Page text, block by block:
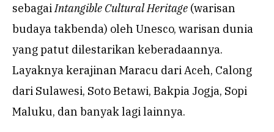
sebagaiIntangible Cultural Heritage (warisan
budaya takbenda) oleh Unesco, warisan dunia
yang patut dilestarikan keberadaannya.
Layaknya kerajinan Maracu dari Aceh, Calong
dari Sulawesi, Soto Betawi, Bakpia Jogja, Sopi
Maluku, dan banyak lagi lainnya.